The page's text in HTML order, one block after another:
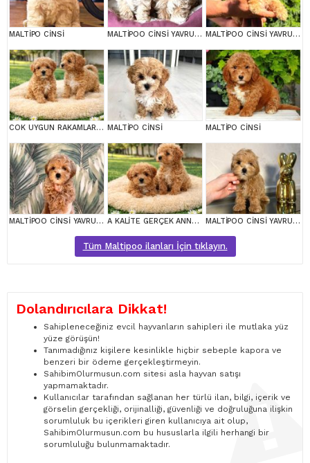
MALTİPO CİNSİ MALTİPOO CİNSİ YAVRULAR EV ÜRETİMİ MALTİPOO CİNSİ YAVRULAR EV ÜRETİMİ
COK UYGUN RAKAMLARA GERÇEK MALTİPOO YAVRULAR MALTİPO CİNSİ MALTİPO CİNSİ
MALTİPOO CİNSİ YAVRULAR EV ÜRETİMİ A KALİTE GERÇEK ANNE BABA MALTİPOO YAVRULAR MALTİPOO CİNSİ YAVRULAR EV ÜRETİMİ
Tüm Maltipoo ilanları İçin tıklayın.
Dolandırıcılara Dikkat!
Sahipleneceğiniz evcil hayvanların sahipleri ile mutlaka yüz
yüze görüşün!
Tanımadığınız kişilere kesinlikle hiçbir sebeple kapora ve
benzeri bir ödeme gerçekleştirmeyin.
SahibimOlurmusun.com sitesi asla hayvan satışı
yapmamaktadır.
Kullanıcılar tarafından sağlanan her türlü ilan, bilgi, içerik ve
görselin gerçekliği, orijinalliği, güvenliği ve doğruluğuna ilişkin
sorumluluk bu içerikleri giren kullanıcıya ait olup,
SahibimOlurmusun.com bu hususlarla ilgili herhangi bir
sorumluluğu bulunmamaktadır.